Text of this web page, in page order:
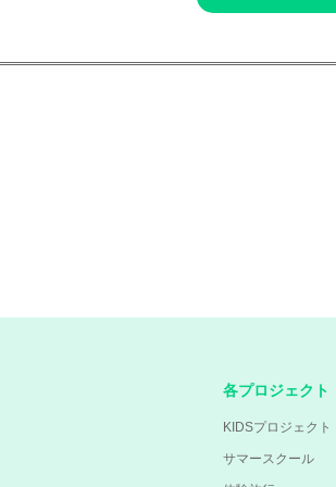
各プロジェクト
KIDSプロジェクト
サマースクール